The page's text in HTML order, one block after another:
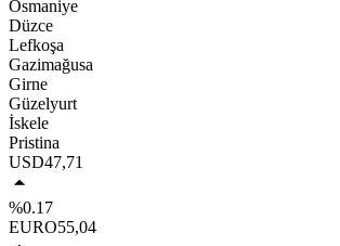
Osmaniye
Düzce
Lefkoşa
Gazimağusa
Girne
Güzelyurt
İskele
Pristina
USD47,71
%0.17
EURO55,04